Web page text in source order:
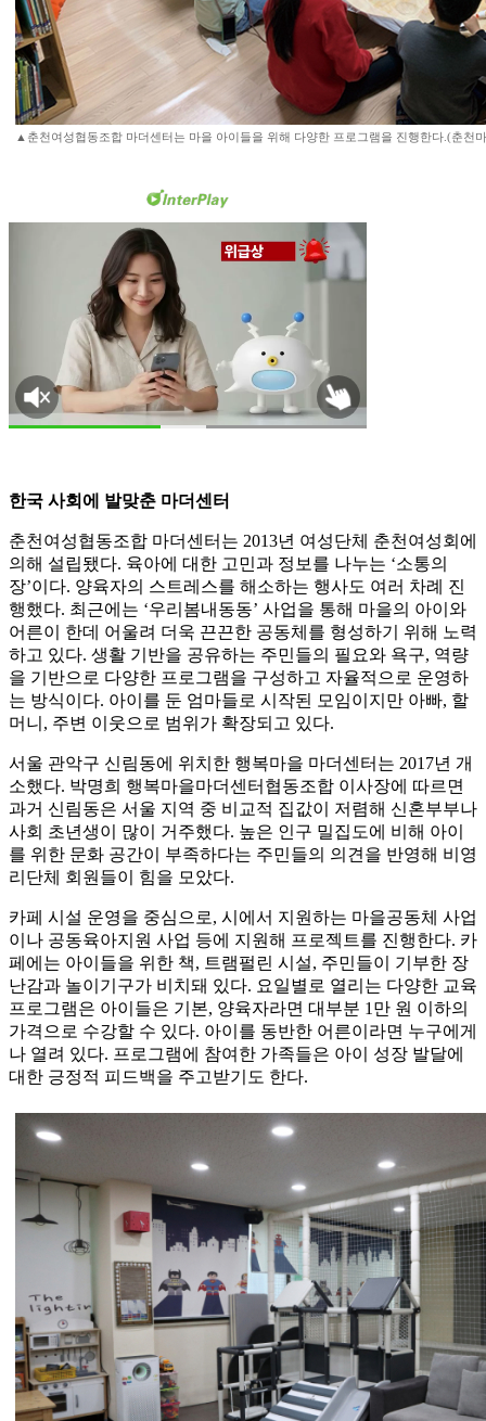
▲춘천여성협동조합 마더센터는 마을 아이들을 위해 다양한 프로그램을 진행한다.(춘천
한국 사회에 발맞춘 마더센터
춘천여성협동조합 마더센터는 2013년 여성단체 춘천여성회에
의해 설립됐다. 육아에 대한 고민과 정보를 나누는 ‘소통의
장’이다. 양육자의 스트레스를 해소하는 행사도 여러 차례 진
행했다. 최근에는 ‘우리봄내동동’ 사업을 통해 마을의 아이와
어른이 한데 어울려 더욱 끈끈한 공동체를 형성하기 위해 노력
하고 있다. 생활 기반을 공유하는 주민들의 필요와 욕구, 역량
을 기반으로 다양한 프로그램을 구성하고 자율적으로 운영하
는 방식이다. 아이를 둔 엄마들로 시작된 모임이지만 아빠, 할
머니, 주변 이웃으로 범위가 확장되고 있다.
서울 관악구 신림동에 위치한 행복마을 마더센터는 2017년 개
소했다. 박명희 행복마을마더센터협동조합 이사장에 따르면
과거 신림동은 서울 지역 중 비교적 집값이 저렴해 신혼부부나
사회 초년생이 많이 거주했다. 높은 인구 밀집도에 비해 아이
를 위한 문화 공간이 부족하다는 주민들의 의견을 반영해 비영
리단체 회원들이 힘을 모았다.
카페 시설 운영을 중심으로, 시에서 지원하는 마을공동체 사업
이나 공동육아지원 사업 등에 지원해 프로젝트를 진행한다. 카
페에는 아이들을 위한 책, 트램펄린 시설, 주민들이 기부한 장
난감과 놀이기구가 비치돼 있다. 요일별로 열리는 다양한 교육
프로그램은 아이들은 기본, 양육자라면 대부분 1만 원 이하의
가격으로 수강할 수 있다. 아이를 동반한 어른이라면 누구에게
나 열려 있다. 프로그램에 참여한 가족들은 아이 성장 발달에
대한 긍정적 피드백을 주고받기도 한다.